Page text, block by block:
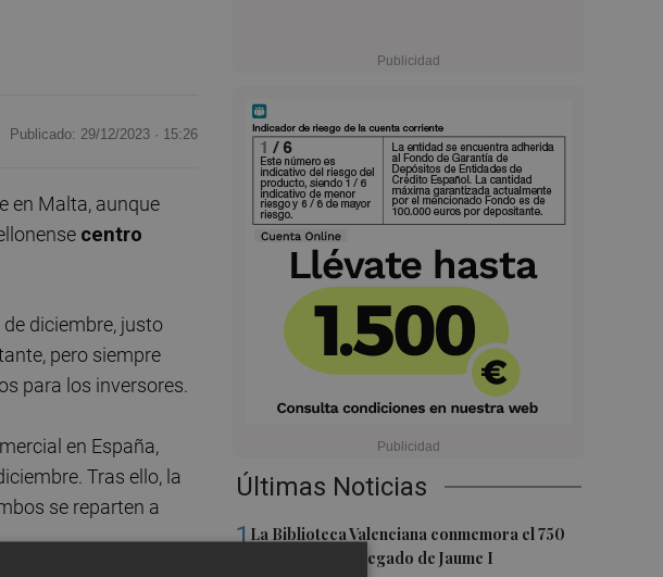
Últimas Noticias
1La Biblioteca Valenciana conmemora el 750
aniversario del legado de Jaume I
Publicado: 29/12/2023 · 15:26
en Malta, aunque
centro
diciembre, justo
pero siempre
para los inversores.
en España,
Tras ello, la
se reparten a